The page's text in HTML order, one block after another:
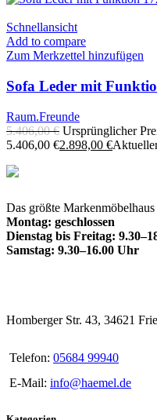
Schnellansicht
Add to compare
Zum Merkzettel hinzufügen
Sofa Leder mit
Raum.Freunde
5.406,00€ Ursprünglicher
5.406,00 €2.898,00 €
Das größte Markenmöbelhaus
Montag: geschlossen
Dienstag bis Freitag:
Samstag: 9.30–16.00 Uhr
Homberger Str. 43, 34621
Telefon: 05684 99940
E-Mail: info@haemel.de